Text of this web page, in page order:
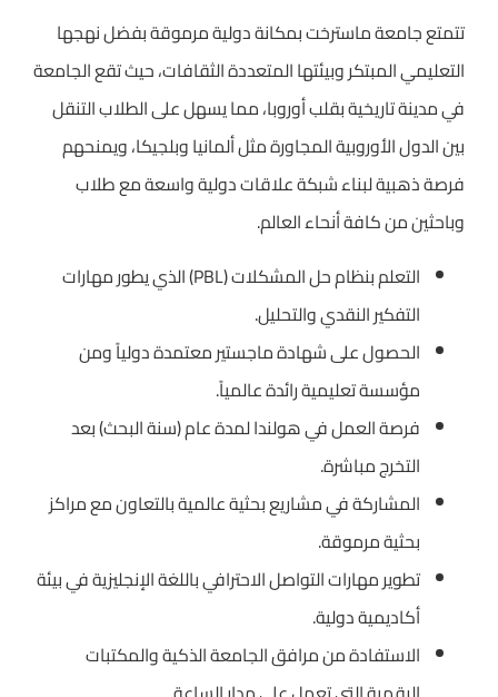
تتمتع جامعة ماسترخت بمكانة دولية مرموقة بفضل نهجها
التعليمي المبتكر وبيئتها المتعددة الثقافات، حيث تقع الجامعة
في مدينة تاريخية بقلب أوروبا، مما يسهل على الطلاب التنقل
بين الدول الأوروبية المجاورة مثل ألمانيا وبلجيكا، ويمنحهم
فرصة ذهبية لبناء شبكة علاقات دولية واسعة مع طلاب
وباحثين من كافة أنحاء العالم.
التعلم بنظام حل المشكلات (PBL) الذي يطور مهارات
التفكير النقدي والتحليل.
الحصول على شهادة ماجستير معتمدة دولياً ومن
مؤسسة تعليمية رائدة عالمياً.
فرصة العمل في هولندا لمدة عام (سنة البحث) بعد
التخرج مباشرة.
المشاركة في مشاريع بحثية عالمية بالتعاون مع مراكز
بحثية مرموقة.
تطوير مهارات التواصل الاحترافي باللغة الإنجليزية في بيئة
أكاديمية دولية.
الاستفادة من مرافق الجامعة الذكية والمكتبات